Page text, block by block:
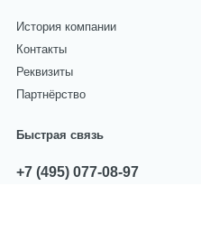
История компании
Контакты
Реквизиты
Партнёрство
Быстрая связь
+7 (495) 077-08-97